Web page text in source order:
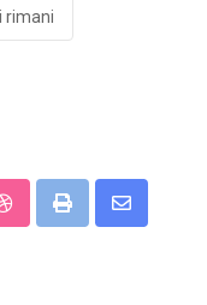
rimani
StumbleUpon
Print
Share